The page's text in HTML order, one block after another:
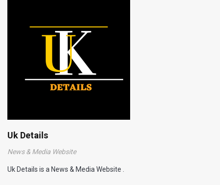
Uk Details
News & Media Website
Uk Details is a News & Media Website .